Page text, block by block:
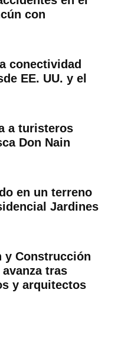
con
conectividad
EE. UU. y el
a turisteros
Don Nain
en un terreno
Jardines
y Construcción
tras
y arquitectos